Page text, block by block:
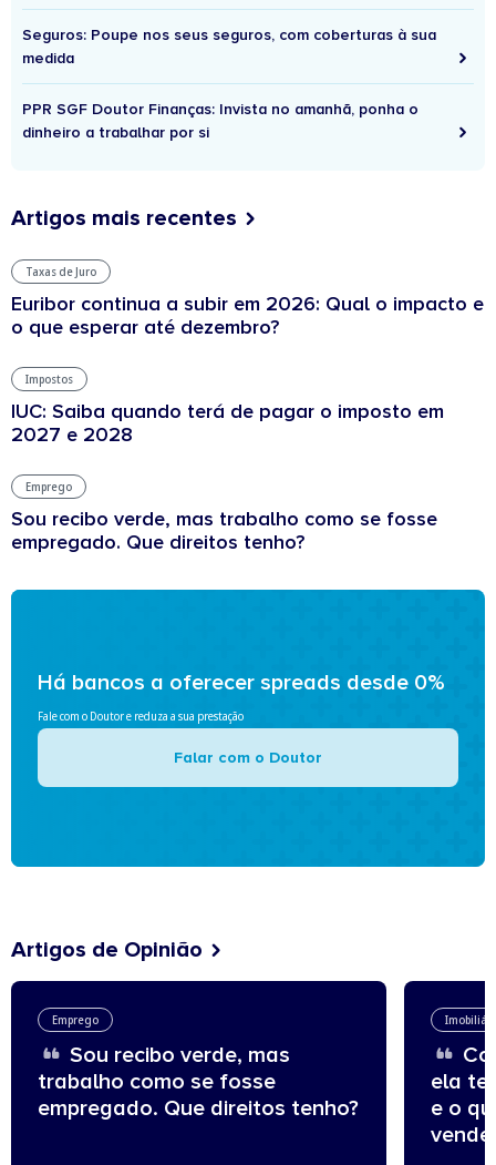
Seguros: Poupe nos seus seguros, com coberturas à sua
medida
PPR SGF Doutor Finanças: Invista no amanhã, ponha o
dinheiro a trabalhar por si
Artigos mais recentes
Taxas de Juro
Euribor continua a subir em 2026: Qual o impacto e
o que esperar até dezembro?
Impostos
IUC: Saiba quando terá de pagar o imposto em
2027 e 2028
Emprego
Sou recibo verde, mas trabalho como se fosse
empregado. Que direitos tenho?
Há bancos a oferecer spreads desde 0%
Fale com o Doutor e reduza a sua prestação
Falar com o Doutor
Artigos de Opinião
Emprego
Sou recibo verde, mas
trabalho como se fosse
empregado. Que direitos tenho?
ela
e o